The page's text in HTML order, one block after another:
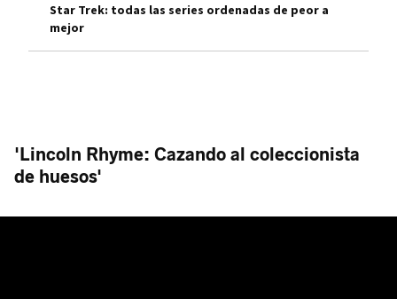
Star Trek: todas las series ordenadas de peor a
mejor
'Lincoln Rhyme: Cazando al coleccionista
de huesos'